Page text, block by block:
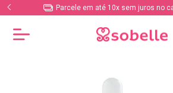
Parcele em até 10x sem juros no